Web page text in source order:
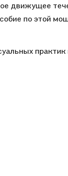
движущее
по этой